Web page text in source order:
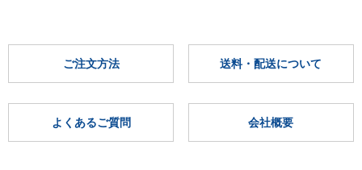
ご注文方法 送料・配送について
よくあるご質問 会社概要